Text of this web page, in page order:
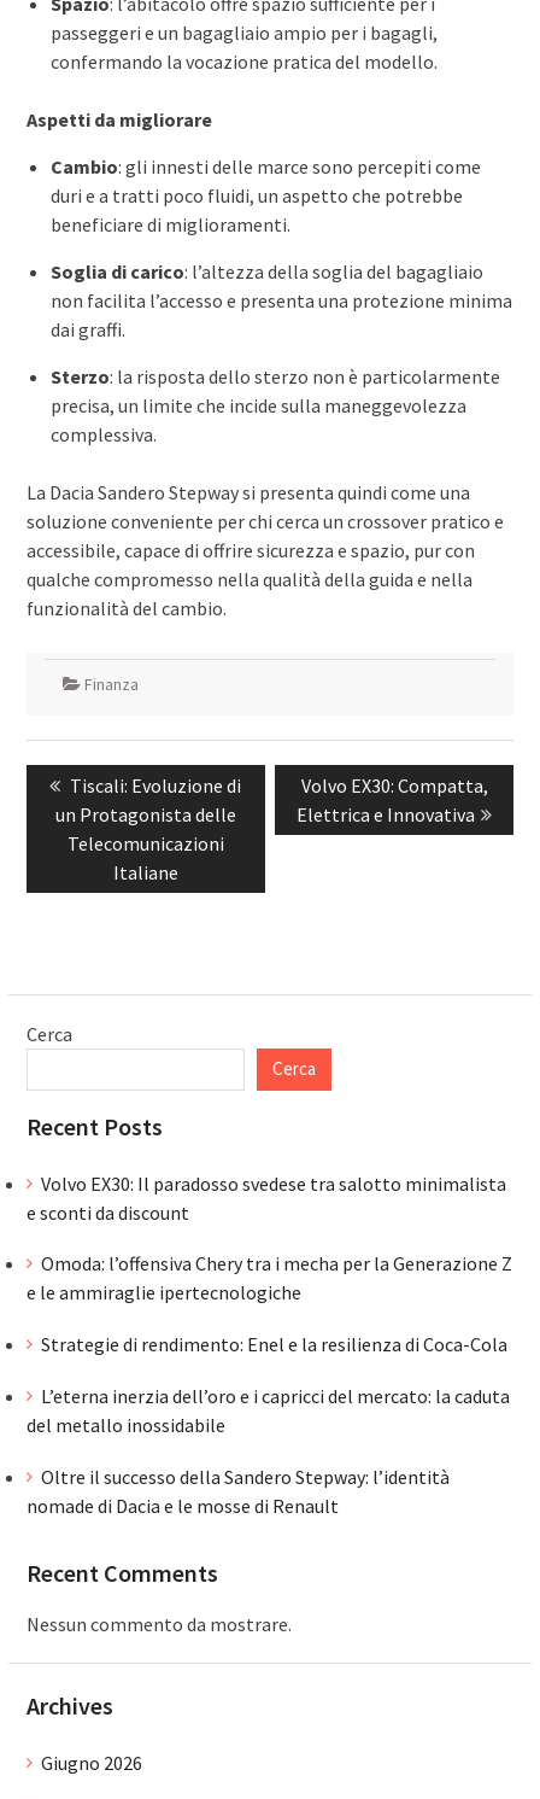
passeggeri e un bagagliaio ampio per i bagagli,
confermando la vocazione pratica del modello.
Aspetti da migliorare
Cambio: gli innesti delle marce sono percepiti come
duri e a tratti poco fluidi, un aspetto che potrebbe
beneficiare di miglioramenti.
Soglia di carico: l’altezza della soglia del bagagliaio
non facilita l’accesso e presenta una protezione minima
dai graffi.
Sterzo: la risposta dello sterzo non è particolarmente
precisa, un limite che incide sulla maneggevolezza
complessiva.
La Dacia Sandero Stepway si presenta quindi come una
soluzione conveniente per chi cerca un crossover pratico e
accessibile, capace di offrire sicurezza e spazio, pur con
qualche compromesso nella qualità della guida e nella
funzionalità del cambio.
Finanza
articoliPrevious
post:
Tiscali: Evoluzione di
un Protagonista delle
Telecomunicazioni
Italiane
Next
post:
Volvo EX30: Compatta,
Elettrica e Innovativa
Cerca
Cerca
Recent Posts
Volvo EX30: Il paradosso svedese tra salotto minimalista
e sconti da discount
Omoda: l’offensiva Chery tra i mecha per la Generazione Z
e le ammiraglie ipertecnologiche
Strategie di rendimento: Enel e la resilienza di Coca-Cola
L’eterna inerzia dell’oro e i capricci del mercato: la caduta
del metallo inossidabile
Oltre il successo della Sandero Stepway: l’identità
nomade di Dacia e le mosse di Renault
Recent Comments
Nessun commento da mostrare.
Archives
Giugno 2026